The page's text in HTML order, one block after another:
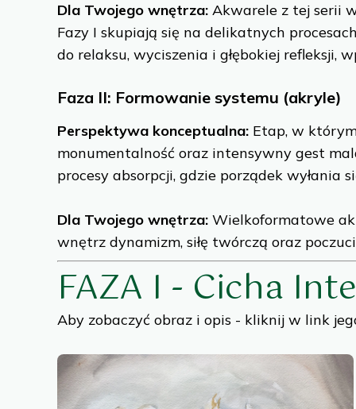
Dla Twojego wnętrza: Akwarele z tej serii
Fazy I skupiają się na delikatnych
do relaksu, wyciszenia i głębokiej refleksji,
Faza II: Formowanie systemu (akryle)
Perspektywa konceptualna: Etap, w
monumentalność oraz intensywny gest
procesy absorpcji, gdzie porządek wyłania
Dla Twojego wnętrza: Wielkoformatowe
wnętrz dynamizm, siłę twórczą oraz
FAZA I - Cicha
Aby zobaczyć obraz i opis - kliknij w link